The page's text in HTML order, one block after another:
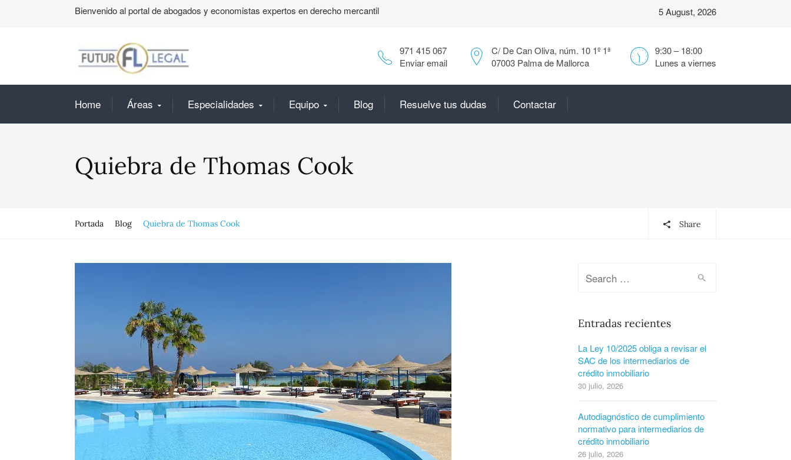
Bienvenido al portal de abogados y economistas expertos en derecho mercantil 5 August, 2026
9:30 – 18:00
Lunes a viernes
C/ De Can Oliva, núm. 10 1º 1ª
07003 Palma de Mallorca
971 415 067
Enviar email
Home Áreas Especialidades Equipo Blog Resuelve tus dudas Contactar
Quiebra de Thomas Cook
Portada Blog Quiebra de Thomas Cook Share
Entradas recientes
La Ley 10/2025 obliga a revisar el
SAC de los intermediarios de
crédito inmobiliario
30 julio, 2026
Autodiagnóstico de cumplimiento
normativo para intermediarios de
crédito inmobiliario
26 julio, 2026